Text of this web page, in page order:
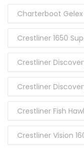
Charterboot
Crestliner 1650
Crestliner
Crestliner
Crestliner Fish
Crestliner Vision